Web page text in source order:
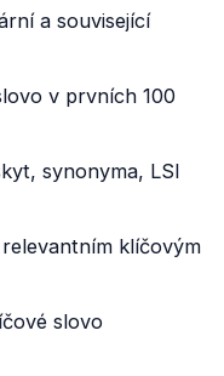
a související
v prvních 100
synonyma, LSI
klíčovým
slovo